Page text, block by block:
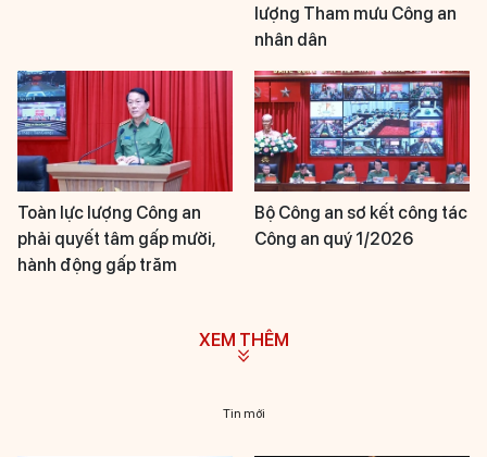
lượng Tham mưu Công an
nhân dân
Toàn lực lượng Công an
phải quyết tâm gấp mười,
hành động gấp trăm
Bộ Công an sơ kết công tác
Công an quý 1/2026
XEM THÊM
Tin mới